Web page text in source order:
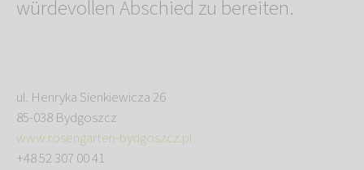
würdevollen Abschied zu bereiten.
ul. Henryka Sienkiewicza 26
85-038 Bydgoszcz
www.rosengarten-bydgoszcz.pl
+48 52 307 00 41